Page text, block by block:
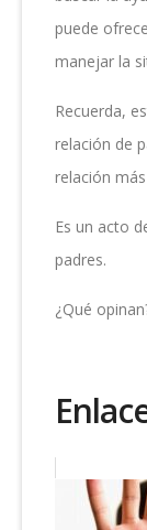
puede
manejar la
Recuerda,
relación de
relación
Es un acto
padres.
¿Qué